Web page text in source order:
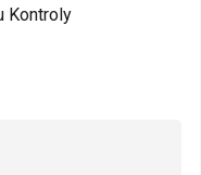
Kontroly